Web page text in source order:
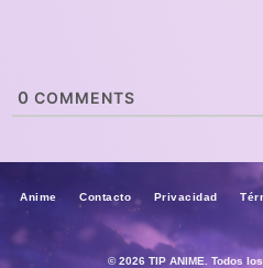
0 COMMENTS
Anime Contacto Privacidad
© 2026 TIP ANIME. Todos